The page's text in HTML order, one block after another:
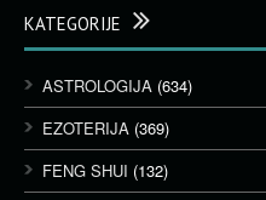
KATEGORIJE
ASTROLOGIJA (634)
EZOTERIJA (369)
FENG SHUI (132)